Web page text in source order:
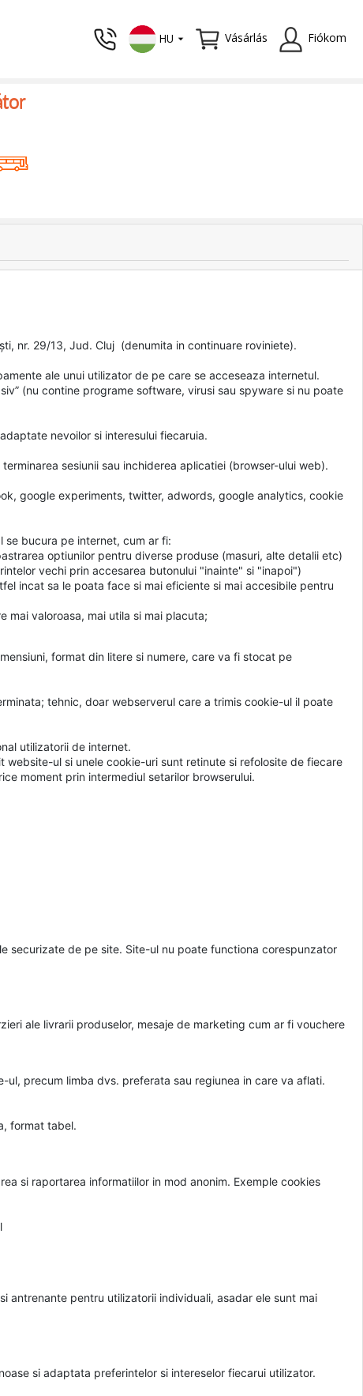
HU Vásárlás Fiókom
nr. 29/13, Jud. Cluj (denumita in continuare roviniete).
ale unui utilizator de pe care se acceseaza internetul.
(nu contine programe software, virusi sau spyware si nu poate
nevoilor si interesului fiecaruia.
sesiunii sau inchiderea aplicatiei (browser-ului web).
google experiments, twitter, adwords, google analytics, cookie
se bucura pe internet, cum ar fi:
optiunilor pentru diverse produse (masuri, alte detalii etc)
vechi prin accesarea butonului "inainte" si "inapoi")
incat sa le poata face si mai eficiente si mai accesibile pentru
mai valoroasa, mai utila si mai placuta;
format din litere si numere, care va fi stocat pe
tehnic, doar webserverul care a trimis cookie-ul il poate
utilizatorii de internet.
ul si unele cookie-uri sunt retinute si refolosite de fiecare
moment prin intermediul setarilor browserului.
securizate de pe site. Site-ul nu poate functiona corespunzator
ale livrarii produselor, mesaje de marketing cum ar fi vouchere
precum limba dvs. preferata sau regiunea in care va aflati.
format tabel.
si raportarea informatiilor in mod anonim. Exemple cookies
antrenante pentru utilizatorii individuali, asadar ele sunt mai
si adaptata preferintelor si intereselor fiecarui utilizator.